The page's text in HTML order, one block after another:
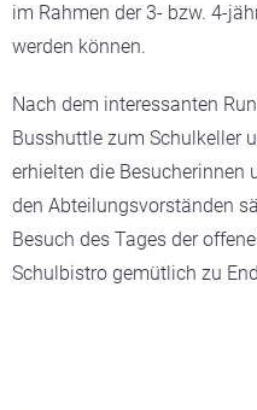
im Rahmen der 3- bzw. 4-
werden können.
Nach dem interessanten
Busshuttle zum Schulkeller
erhielten die Besucherinnen
den Abteilungsvorständen
Besuch des Tages der
Schulbistro gemütlich zu